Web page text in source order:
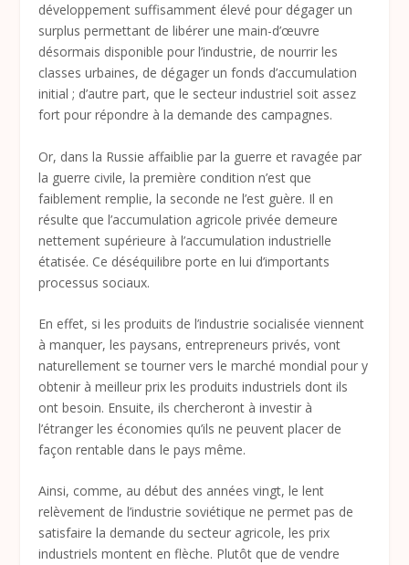
développement suffisamment élevé pour dégager un
surplus permettant de libérer une main-d’œuvre
désormais disponible pour l’industrie, de nourrir les
classes urbaines, de dégager un fonds d’accumulation
initial ; d’autre part, que le secteur industriel soit assez
fort pour répondre à la demande des campagnes.
Or, dans la Russie affaiblie par la guerre et ravagée par
la guerre civile, la première condition n’est que
faiblement remplie, la seconde ne l’est guère. Il en
résulte que l’accumulation agricole privée demeure
nettement supérieure à l’accumulation industrielle
étatisée. Ce déséquilibre porte en lui d’importants
processus sociaux.
En effet, si les produits de l’industrie socialisée viennent
à manquer, les paysans, entrepreneurs privés, vont
naturellement se tourner vers le marché mondial pour y
obtenir à meilleur prix les produits industriels dont ils
ont besoin. Ensuite, ils chercheront à investir à
l’étranger les économies qu’ils ne peuvent placer de
façon rentable dans le pays même.
Ainsi, comme, au début des années vingt, le lent
relèvement de l’industrie soviétique ne permet pas de
satisfaire la demande du secteur agricole, les prix
industriels montent en flèche. Plutôt que de vendre